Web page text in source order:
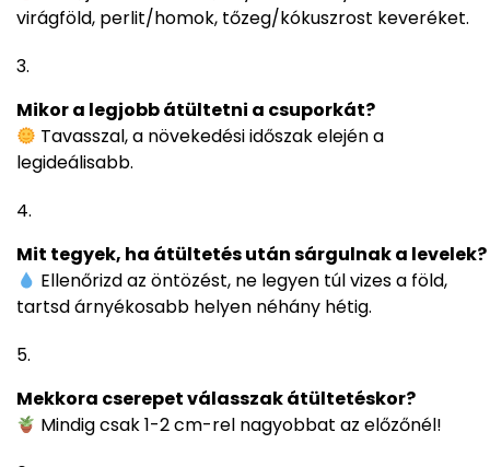
virágföld, perlit/homok, tőzeg/kókuszrost keveréket.
Mikor a legjobb átültetni a csuporkát?
Tavasszal, a növekedési időszak elején a
legideálisabb.
Mit tegyek, ha átültetés után sárgulnak a levelek?
Ellenőrizd az öntözést, ne legyen túl vizes a föld,
tartsd árnyékosabb helyen néhány hétig.
Mekkora cserepet válasszak átültetéskor?
Mindig csak 1-2 cm-rel nagyobbat az előzőnél!